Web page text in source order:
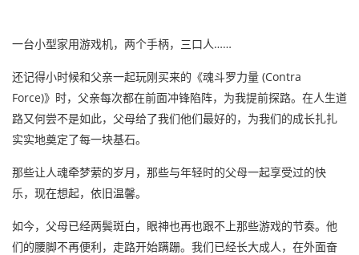
一台小型家用游戏机，两个手柄，三口人……
还记得小时候和父亲一起玩刚买来的《魂斗罗力量 (Contra
Force)》时，父亲每次都在前面冲锋陷阵，为我提前探路。在人生道
路又何尝不是如此，父母给了我们他们最好的，为我们的成长扎扎
实实地奠定了每一块基石。
那些让人魂牵梦萦的岁月，那些与年轻时的父母一起享受过的快
乐，现在想起，依旧温馨。
如今，父母已经两鬓斑白，眼神也再也跟不上那些游戏的节奏。他
们的腰脚不再便利，走路开始蹒跚。我们已经长大成人，在外面奋